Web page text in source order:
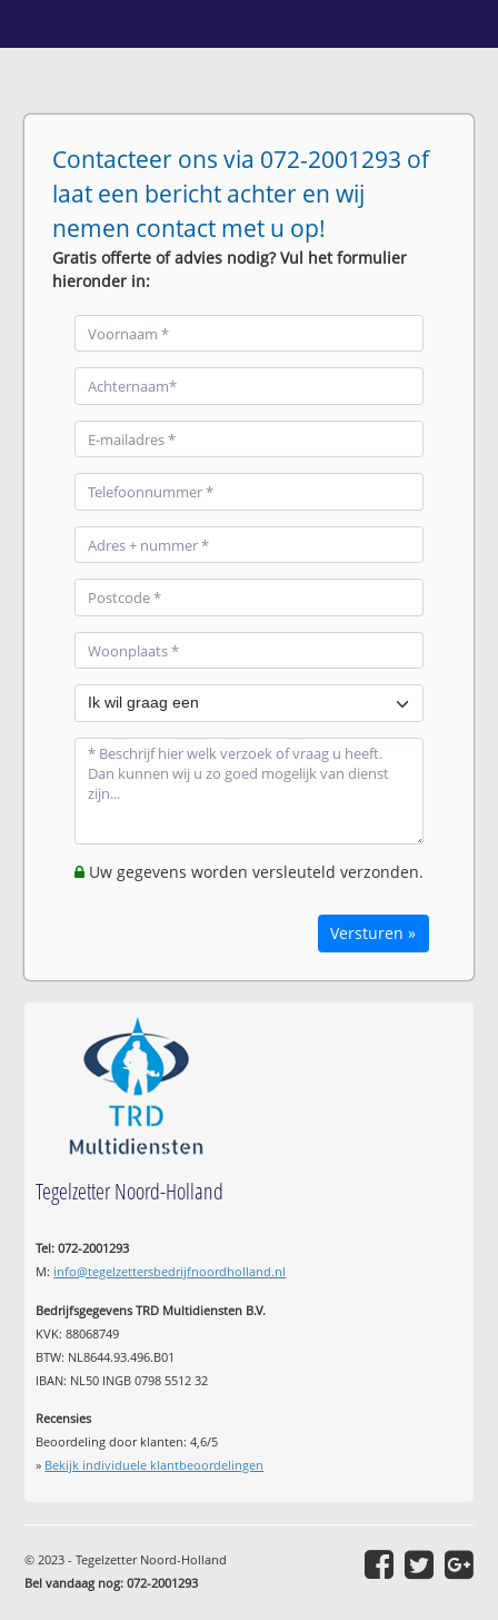
Contacteer ons via 072-2001293 of
laat een bericht achter en wij
nemen contact met u op!
Gratis offerte of advies nodig? Vul het formulier
hieronder in:
Uw gegevens worden versleuteld verzonden.
Versturen »
Tegelzetter Noord-Holland
Tel: 072-2001293
M: info@tegelzettersbedrijfnoordholland.nl
Bedrijfsgegevens TRD Multidiensten B.V.
KVK: 88068749
BTW: NL8644.93.496.B01
IBAN: NL50 INGB 0798 5512 32
Recensies
Beoordeling door klanten:4,6/5
» Bekijk individuele klantbeoordelingen
© 2023 - Tegelzetter Noord-Holland
Bel vandaag nog: 072-2001293